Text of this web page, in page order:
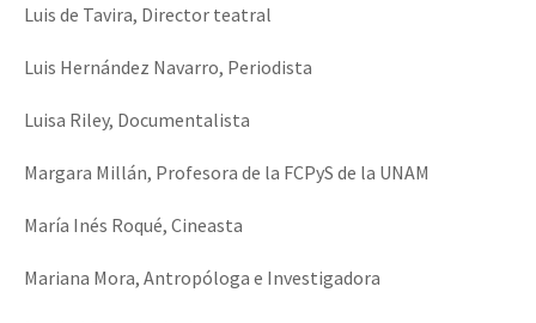
Luis de Tavira, Director teatral
Luis Hernández Navarro, Periodista
Luisa Riley, Documentalista
Margara Millán, Profesora de la FCPyS de la UNAM
María Inés Roqué, Cineasta
Mariana Mora, Antropóloga e Investigadora